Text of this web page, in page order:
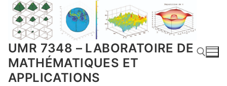
Aller
contenu
UMR 7348 – LABORATOIRE DE
MATHÉMATIQUES ET
APPLICATIONS